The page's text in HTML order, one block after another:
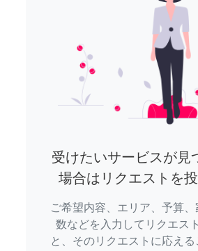
受けたいサービスが見
場合はリクエストを
ご希望内容、エリア、予算
数などを入力してリクエス
と、そのリクエストに応え